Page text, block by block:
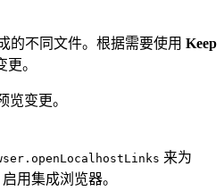
的不同文件。根据需要使用 Keep
。
览变更。
来为
用集成浏览器。